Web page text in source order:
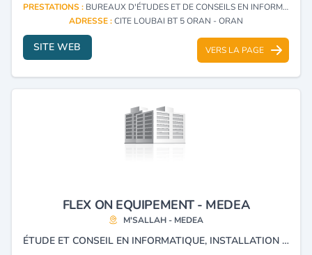
PRESTATIONS : BUREAUX D'ÉTUDES ET DE CONSEILS EN INFORMATIQUE (CONSULTING)
ADRESSE :CITE LOUBAI BT 5 ORAN - ORAN
SITE WEB VERS LA PAGE
FLEX ON EQUIPEMENT - MEDEA
M'SALLAH - MEDEA
ÉTUDE ET CONSEIL EN INFORMATIQUE, INSTALLATION RÉSEAU INFORMATIQUE ET TÉLÉPHONIQUE, VENTE MATÉRIEL INFORMATIQUE ET BUREAUTIQUE.